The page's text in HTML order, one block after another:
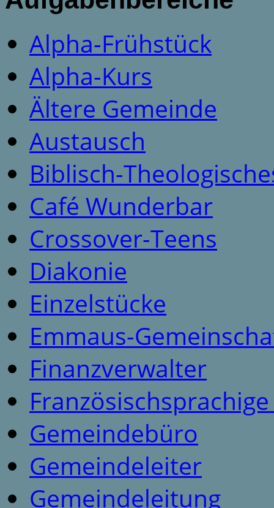
Alpha-Frühstück
Alpha-Kurs
Ältere Gemeinde
Austausch
Biblisch-
Café Wunderbar
Crossover-Teens
Diakonie
Einzelstücke
Emmaus-
Finanzverwalter
Gemeindebüro
Gemeindeleiter
Gemeindeleitung